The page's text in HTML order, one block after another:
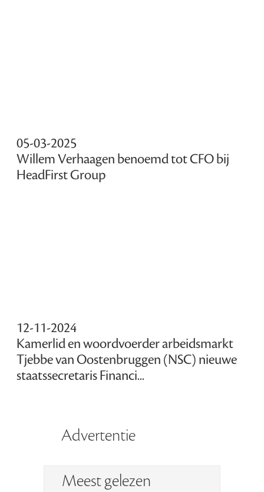
05-03-2025
Willem Verhaagen benoemd tot CFO bij
HeadFirst Group
12-11-2024
Kamerlid en woordvoerder arbeidsmarkt
Tjebbe van Oostenbruggen (NSC) nieuwe
staatssecretaris Financi...
Advertentie
Meest gelezen